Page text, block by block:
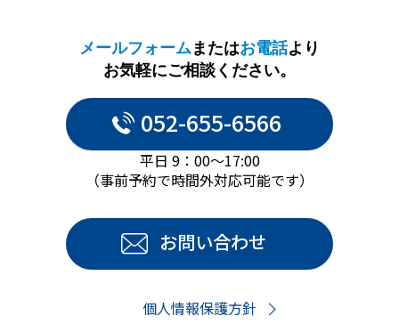
メールフォームまたはお電話より
お気軽にご相談ください。
052-655-6566
平日 9：00～17:00
（事前予約で時間外対応可能です）
お問い合わせ
個人情報保護方針